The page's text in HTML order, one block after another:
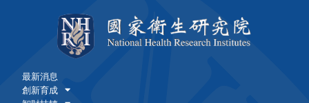
最新消息
創新育成